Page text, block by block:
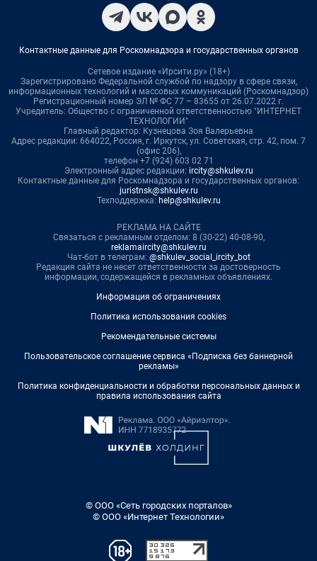
Контактные данные для Роскомнадзора и государственных органов
Сетевое издание «Ирсити.ру» (18+)
Зарегистрировано Федеральной службой по надзору в сфере связи,
информационных технологий и массовых коммуникаций (Роскомнадзор)
Регистрационный номер ЭЛ № ФС 77 – 83655 от 26.07.2022 г.
Учредитель: Общество с ограниченной ответственностью "ИНТЕРНЕТ
ТЕХНОЛОГИИ"
Главный редактор: Кузнецова Зоя Валерьевна
Адрес редакции: 664022, Россия, г. Иркутск, ул. Советская, стр. 42, пом. 7
(офис 206),
телефон +7 (924) 603 02 71
Электронный адрес редакции: ircity@shkulev.ru
Контактные данные для Роскомнадзора и государственных органов:
juristnsk@shkulev.ru
Техподдержка: help@shkulev.ru
РЕКЛАМА НА САЙТЕ
Связаться с рекламным отделом: 8 (30-22) 40-08-90,
reklamaircity@shkulev.ru
Чат-бот в телеграм: @shkulev_social_ircity_bot
Редакция сайта не несет ответственности за достоверность
информации, содержащейся в рекламных объявлениях.
Информация об ограничениях
Политика использования cookies
Рекомендательные системы
Пользовательское соглашение сервиса «Подписка без баннерной
рекламы»
Политика конфиденциальности и обработки персональных данных и
правила использования сайта
© ООО «Сеть городских порталов»
© ООО «Интернет Технологии»